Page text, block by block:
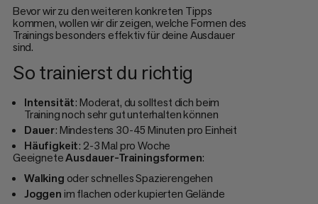
Bevor wir zu den weiteren konkreten Tipps
kommen, wollen wir dir zeigen, welche Formen des
Trainings besonders effektiv für deine Ausdauer
sind.
So trainierst du richtig
Intensität: Moderat, du solltest dich beim
Training noch sehr gut unterhalten können
Dauer: Mindestens 30-45 Minuten pro Einheit
Häufigkeit: 2-3 Mal pro Woche
GeeigneteAusdauer-Trainingsformen:
Walking oder schnelles Spazierengehen
Joggenim flachen oder kupierten Gelände